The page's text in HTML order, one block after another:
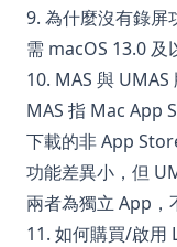
9. 為什麼沒有錄屏
需 macOS 13.0 及
10. MAS 與 UMAS
MAS 指 Mac App
下載的非 App
功能差異小，但
兩者為獨立 App，
11. 如何購買/啟用